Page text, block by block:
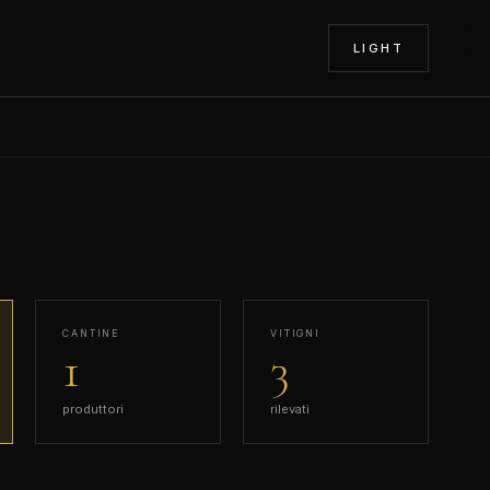
LIGHT
CANTINE
1
produttori
VITIGNI
3
rilevati